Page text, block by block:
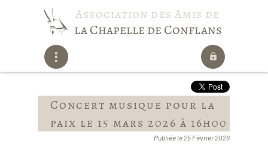
Association des Amis de
la Chapelle de Conflans
Concert musique pour la
paix le 15 mars 2026 à 16h00
Publiée le 25 Février 2026